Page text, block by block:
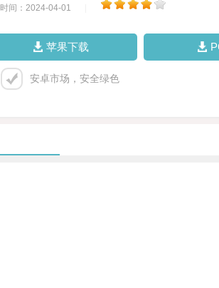
时间：2024-04-01
苹果下载
安卓市场，安全绿色